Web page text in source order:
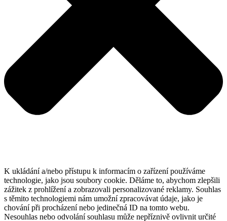
K ukládání a/nebo přístupu k informacím o zařízení používáme
technologie, jako jsou soubory cookie. Děláme to, abychom zlepšili
zážitek z prohlížení a zobrazovali personalizované reklamy. Souhlas
s těmito technologiemi nám umožní zpracovávat údaje, jako je
chování při procházení nebo jedinečná ID na tomto webu.
Nesouhlas nebo odvolání souhlasu může nepříznivě ovlivnit určité